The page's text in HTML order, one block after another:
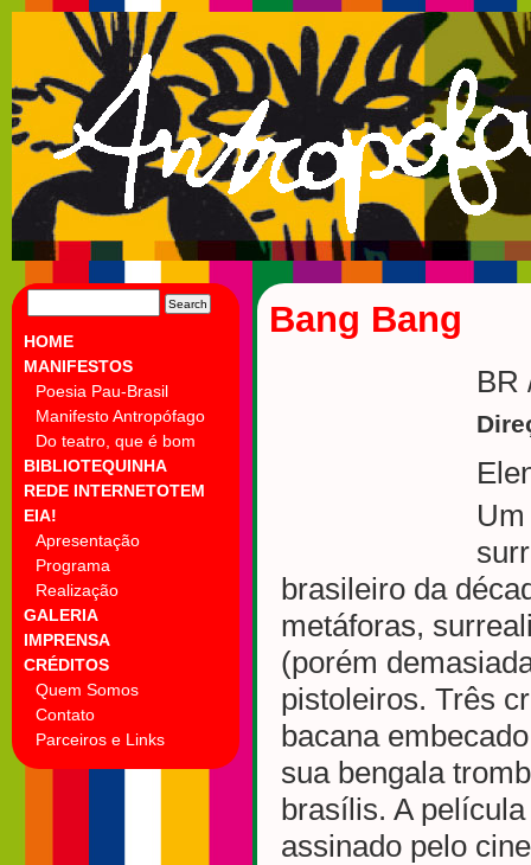
FOR:
HOME
MANIFESTOS
Poesia Pau-Brasil
Manifesto Antropófago
Do teatro, que é bom
BIBLIOTEQUINHA
REDE INTERNETOTEM
EIA!
Apresentação
Programa
Realização
GALERIA
IMPRENSA
CRÉDITOS
Quem Somos
Contato
Parceiros e Links
Bang Bang
BR
brasileiro da
metáforas,
(porém
pistoleiros. Três
bacana
sua bengala
brasílis. A
assinado pelo